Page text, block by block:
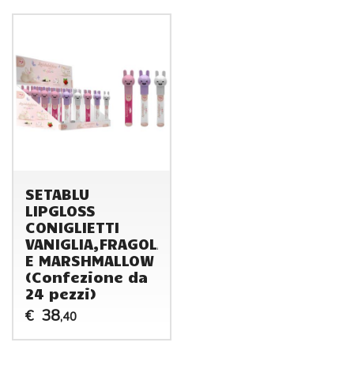
SETABLU
LIPGLOSS
CONIGLIETTI
VANIGLIA,FRAGOLA
E MARSHMALLOW
(Confezione da
24 pezzi)
€ 38,40